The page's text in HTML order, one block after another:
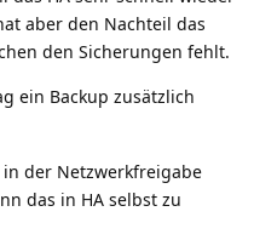
aber den Nachteil das
den Sicherungen fehlt.
ein Backup zusätzlich
der Netzwerkfreigabe
das in HA selbst zu